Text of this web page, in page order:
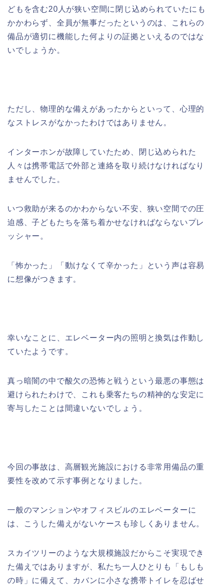
どもを含む20人が狭い空間に閉じ込められていたにも
かかわらず、全員が無事だったというのは、これらの
備品が適切に機能した何よりの証拠といえるのではな
いでしょうか。
ただし、物理的な備えがあったからといって、心理的
なストレスがなかったわけではありません。
インターホンが故障していたため、閉じ込められた
人々は携帯電話で外部と連絡を取り続けなければなり
ませんでした。
いつ救助が来るのかわからない不安、狭い空間での圧
迫感、子どもたちを落ち着かせなければならないプレ
ッシャー。
「怖かった」「動けなくて辛かった」という声は容易
に想像がつきます。
幸いなことに、エレベーター内の照明と換気は作動し
ていたようです。
真っ暗闇の中で酸欠の恐怖と戦うという最悪の事態は
避けられたわけで、これも乗客たちの精神的な安定に
寄与したことは間違いないでしょう。
今回の事故は、高層観光施設における非常用備品の重
要性を改めて示す事例となりました。
一般のマンションやオフィスビルのエレベーターに
は、こうした備えがないケースも珍しくありません。
スカイツリーのような大規模施設だからこそ実現でき
た備えではありますが、私たち一人ひとりも「もしも
の時」に備えて、カバンに小さな携帯トイレを忍ばせ